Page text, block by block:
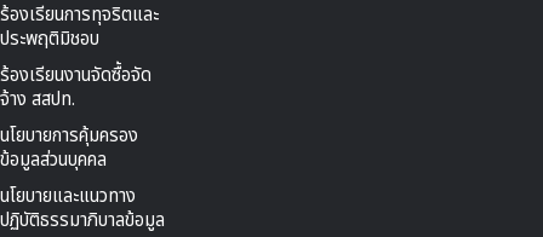
ร้องเรียนการทุจริตและ
ประพฤติมิชอบ
ร้องเรียนงานจัดซื้อจัด
จ้าง สสปท.
นโยบายการคุ้มครอง
ข้อมูลส่วนบุคคล
นโยบายและแนวทาง
ปฏิบัติธรรมาภิบาลข้อมูล